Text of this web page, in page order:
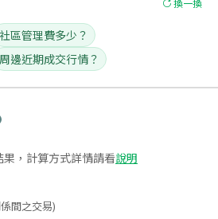
換一換
社區管理費多少？
周邊近期成交行情？
，計算方式詳情請看說明
間之交易)